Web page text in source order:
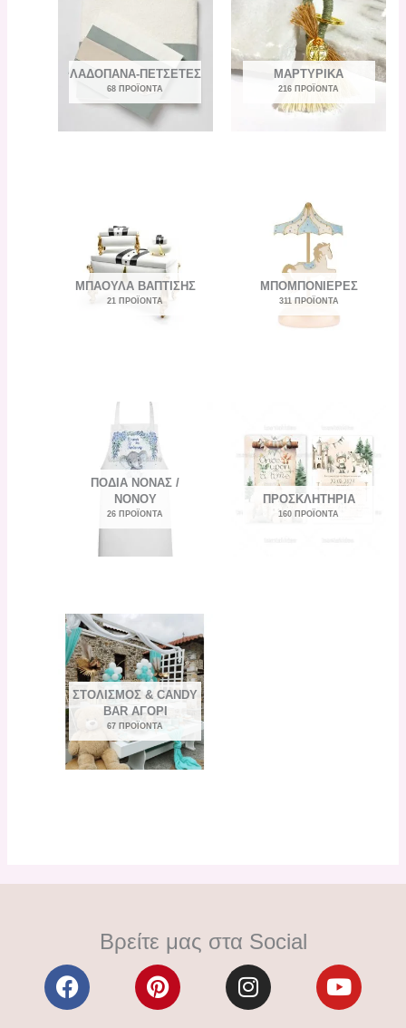
ΛΑΔΌΠΑΝΑ-ΠΕΤΣΈΤΕΣ
68 ΠΡΟΪΌΝΤΑ
ΜΑΡΤΥΡΙΚΆ
216 ΠΡΟΪΌΝΤΑ
ΜΠΑΟΎΛΑ ΒΆΠΤΙΣΗΣ
21 ΠΡΟΪΌΝΤΑ
ΜΠΟΜΠΟΝΙΈΡΕΣ
311 ΠΡΟΪΌΝΤΑ
ΠΟΔΙΆ ΝΟΝΆΣ /
ΝΟΝΟΎ
26 ΠΡΟΪΌΝΤΑ
ΠΡΟΣΚΛΗΤΉΡΙΑ
160 ΠΡΟΪΌΝΤΑ
ΣΤΟΛΙΣΜΟΣ & CANDY
BAR ΑΓΌΡΙ
67 ΠΡΟΪΌΝΤΑ
Βρείτε μας στα Social
F
a
P
i
I
n
Y
o